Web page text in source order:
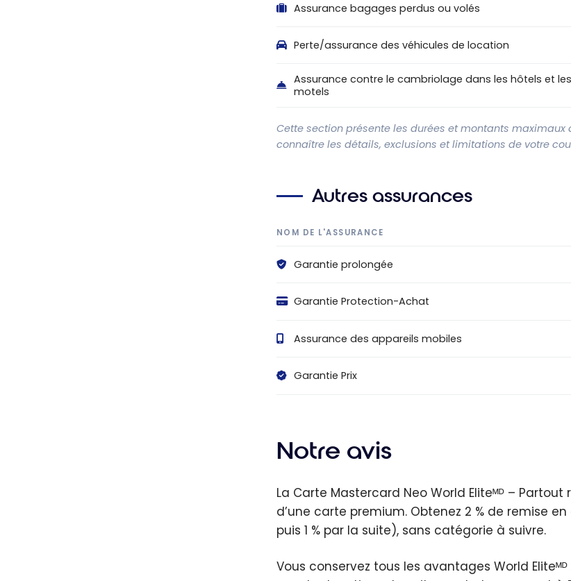
Assurance bagages perdus ou volés
Perte/assurance des véhicules de location
Assurance contre le cambriolage dans les hôtels et les
motels
Cette section présente les durées et montants
connaître les détails, exclusions et limitations de votre
Autres assurances
NOM DE L'ASSURANCE
Garantie prolongée
Garantie Protection-Achat
Assurance des appareils mobiles
Garantie Prix
Notre avis
La Carte Mastercard Neo World Eliteᴹᴰ –
d’une carte premium. Obtenez 2 % de remise
puis 1 % par la suite), sans catégorie à suivre.
Vous conservez tous les avantages World